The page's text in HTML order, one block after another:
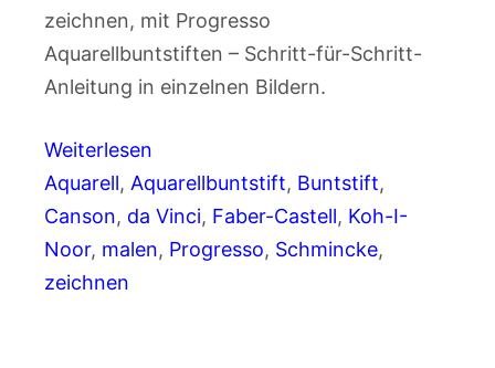
zeichnen, mit Progresso
Aquarellbuntstiften – Schritt-für-Schritt-
Anleitung in einzelnen Bildern.
Weiterlesen
Aquarell, Aquarellbuntstift, Buntstift
Canson, da Vinci, Faber-Castell, Koh-I-
Noor, malen, Progresso, Schmincke
zeichnen